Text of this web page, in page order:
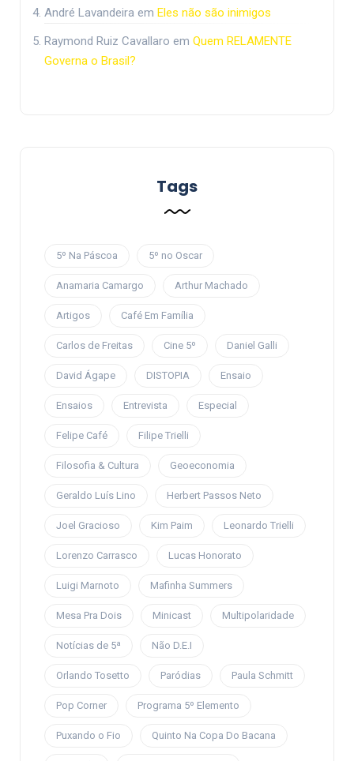
André Lavandeira em Eles não são inimigos
Raymond Ruiz Cavallaro em Quem RELAMENTE
Governa o Brasil?
Tags
5º Na Páscoa 5º no Oscar
Anamaria Camargo Arthur Machado
Artigos Café Em Família
Carlos de Freitas Cine 5º Daniel Galli
David Ágape DISTOPIA Ensaio
Ensaios Entrevista Especial
Felipe Café Filipe Trielli
Filosofia & Cultura Geoeconomia
Geraldo Luís Lino Herbert Passos Neto
Joel Gracioso Kim Paim Leonardo Trielli
Lorenzo Carrasco Lucas Honorato
Luigi Marnoto Mafinha Summers
Mesa Pra Dois Minicast Multipolaridade
Notícias de 5ª Não D.E.I
Orlando Tosetto Paródias Paula Schmitt
Pop Corner Programa 5º Elemento
Puxando o Fio Quinto Na Copa Do Bacana